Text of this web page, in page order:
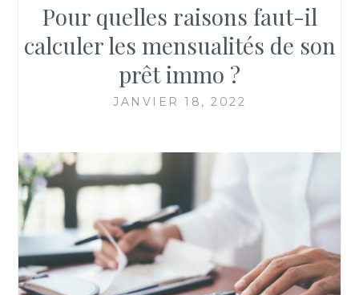
Pour quelles raisons faut-il
calculer les mensualités de son
prêt immo ?
JANVIER 18, 2022